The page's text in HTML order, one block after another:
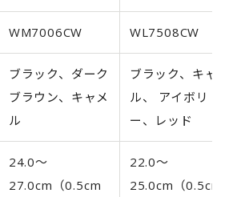
WM7006CW WL7508CW
ブラック、ダーク
ブラウン、キャメ
ル
ブラック、キャメ
ル、 アイボリ
ー、レッド
24.0〜
27.0cm（0.5cm
22.0〜
25.0cm（0.5cm